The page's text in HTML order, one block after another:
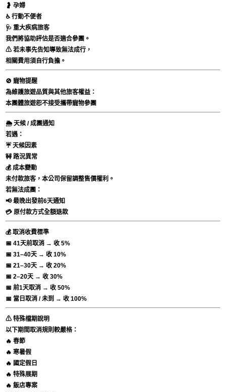
🤰 孕婦
♿ 行動不便者
🩺 重大疾病旅客
我們將協助評估是否適合參團。
⚠ 若未事先告知導致無法成行，
相關費用須自行負擔。
🚫 寵物提醒
為維護旅遊品質與其他旅客權益：
本團體旅遊恕不接受攜帶寵物參團
🌦 天候 / 成團通知
若遇：
☔ 天候因素
🚧 路況異常
💰 成本變動
未付款旅客，本公司保留調整售價權利。
若無法成團：
📢 最晚出發前6天通知
💳 原付款方式全額退款
💰 取消收費標準
📅 41天前取消 → 收 5%
📅 31–40天 → 收 10%
📅 21–30天 → 收 20%
📅 2–20天 → 收 30%
📅 前1天取消 → 收 50%
📅 當日取消 / 未到 → 收 100%
⚠ 特殊檔期說明
以下期間取消規則較嚴格：
🔥 春節
🔥 寒暑假
🔥 國定假日
🔥 特殊展期
🔥 飯店專案